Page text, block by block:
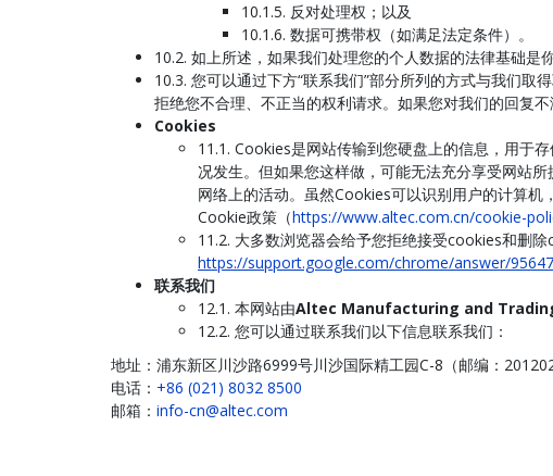
10.1.5. 反对处理权；以及
10.1.6. 数据可携带权（如满足法定条件）。
10.2. 如上所述，如果我们处理您的个人数据的法律基础是
10.3. 您可以通过下方“联系我们”部分所列的方式与我们
拒绝您不合理、不正当的权利请求。如果您对我们的回复
Cookies
11.1. Cookies是网站传输到您硬盘上的信息，用于
况发生。但如果您这样做，可能无法充分享受网站
网络上的活动。虽然Cookies可以识别用户的计算
Cookie政策（https://www.altec.com.cn/cookie-
11.2. 大多数浏览器会给予您拒绝接受cookies和删
https://support.google.com/chrome/answer/
联系我们
12.1. 本网站由Altec Manufacturing and
12.2. 您可以通过联系我们以下信息联系我们：
地址：浦东新区川沙路6999号川沙国际精工园C-8（邮编：201202
电话： +86 (021) 8032 8500
邮箱： info-cn@altec.com